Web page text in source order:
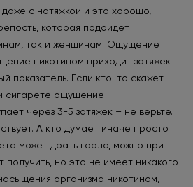
даже с натяжкой и это хорошо,
которая подойдет
так и женщинам. Ощущение
никотином приходит затяжек
показатель. Если кто-то скажет
сигарете ощущение
через 3-5 затяжек – не верьте.
А кто думает иначе просто
может драть горло, можно при
получить, но это не имеет никакого
организма никотином,